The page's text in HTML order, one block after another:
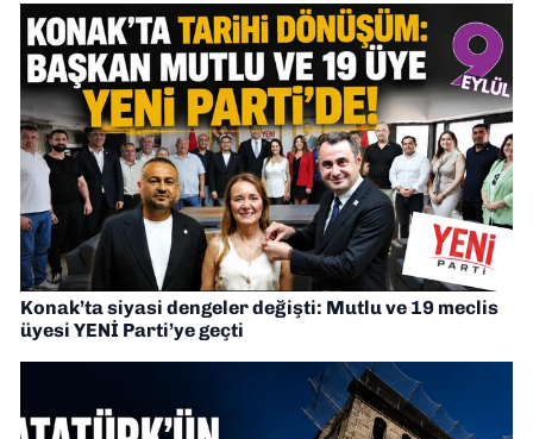
Konak’ta siyasi dengeler değişti: Mutlu ve 19 meclis
üyesi YENİ Parti’ye geçti